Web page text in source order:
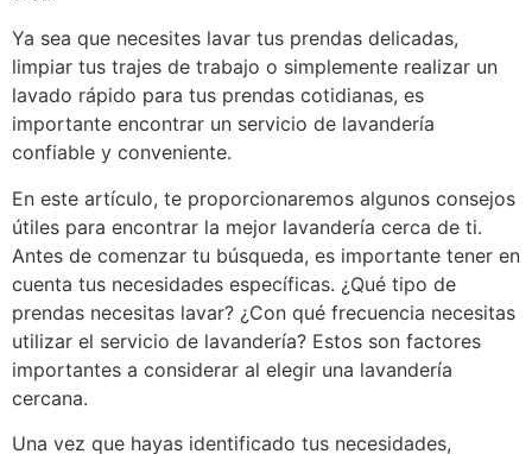
Ya sea que necesites lavar tus prendas delicadas,
limpiar tus trajes de trabajo o simplemente realizar un
lavado rápido para tus prendas cotidianas, es
importante encontrar un servicio de lavandería
confiable y conveniente.
En este artículo, te proporcionaremos algunos consejos
útiles para encontrar la mejor lavandería cerca de ti.
Antes de comenzar tu búsqueda, es importante tener en
cuenta tus necesidades específicas. ¿Qué tipo de
prendas necesitas lavar? ¿Con qué frecuencia necesitas
utilizar el servicio de lavandería? Estos son factores
importantes a considerar al elegir una lavandería
cercana.
Una vez que hayas identificado tus necesidades,